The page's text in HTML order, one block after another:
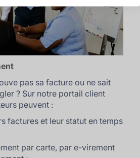
pas sa facture ou ne sait
? Sur notre portail client
peuvent :
factures et leur statut en temps
par carte, par e-virement